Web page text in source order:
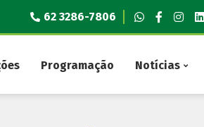
62 3286-7806
Programação Notícias